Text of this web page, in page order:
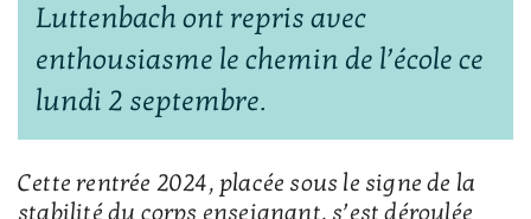
Luttenbach ont repris avec
enthousiasme le chemin de l’école ce
lundi 2 septembre.
Cette rentrée 2024, placée sous le signe de la